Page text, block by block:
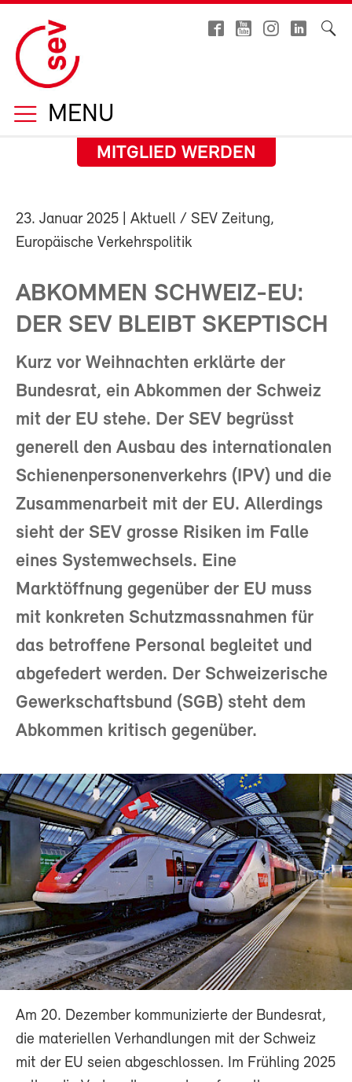
MENU
MITGLIED WERDEN
23. Januar 2025 | Aktuell / SEV Zeitung,
Europäische Verkehrspolitik
ABKOMMEN SCHWEIZ-EU:
DER SEV BLEIBT SKEPTISCH
Kurz vor Weihnachten erklärte der
Bundesrat, ein Abkommen der Schweiz
mit der EU stehe. Der SEV begrüsst
generell den Ausbau des internationalen
Schienenpersonenverkehrs (IPV) und die
Zusammenarbeit mit der EU. Allerdings
sieht der SEV grosse Risiken im Falle
eines Systemwechsels. Eine
Marktöffnung gegenüber der EU muss
mit konkreten Schutzmassnahmen für
das betroffene Personal begleitet und
abgefedert werden. Der Schweizerische
Gewerkschaftsbund (SGB) steht dem
Abkommen kritisch gegenüber.
Am 20. Dezember kommunizierte der Bundesrat,
die materiellen Verhandlungen mit der Schweiz
mit der EU seien abgeschlossen. Im Frühling 2025